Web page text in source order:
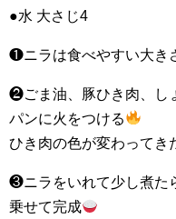
●水 大さじ4
❶ニラは食べやすい大き
❷ごま油、豚ひき肉、し
パンに火をつける
ひき肉の色が変わってき
❸ニラをいれて少し煮た
乗せて完成